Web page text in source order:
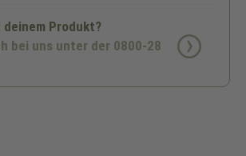
deinem Produkt?
bei uns unter der 0800-28